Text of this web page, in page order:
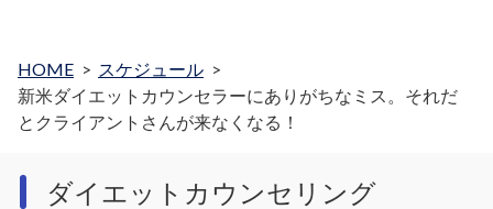
HOME
スケジュール
新米ダイエットカウンセラーにありがちなミス。それだ
とクライアントさんが来なくなる！
ダイエットカウンセリング